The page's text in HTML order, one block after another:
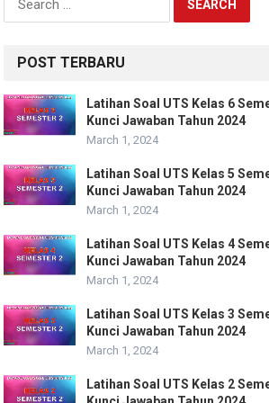
for:
POST TERBARU
Latihan Soal UTS Kelas 6
Kunci Jawaban Tahun 2024
March 1, 2024
Latihan Soal UTS Kelas 5
Kunci Jawaban Tahun 2024
March 1, 2024
Latihan Soal UTS Kelas 4
Kunci Jawaban Tahun 2024
March 1, 2024
Latihan Soal UTS Kelas 3
Kunci Jawaban Tahun 2024
March 1, 2024
Latihan Soal UTS Kelas 2